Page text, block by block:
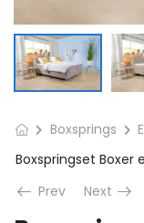
Boxsprings
Boxspringset Boxer
Prev
Next